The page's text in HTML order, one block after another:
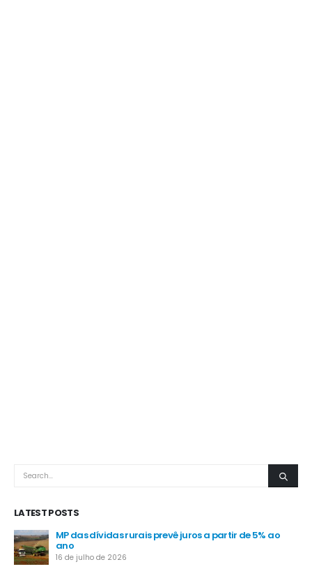
LATEST POSTS
MP das dívidas rurais prevê juros a partir de 5% ao
ano
16 de julho de 2026